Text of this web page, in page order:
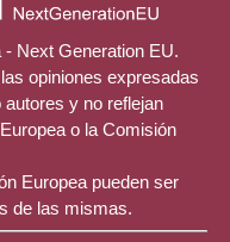
- Next Generation EU.
opiniones expresadas
y no reflejan
o la Comisión
Europea pueden ser
de las mismas.